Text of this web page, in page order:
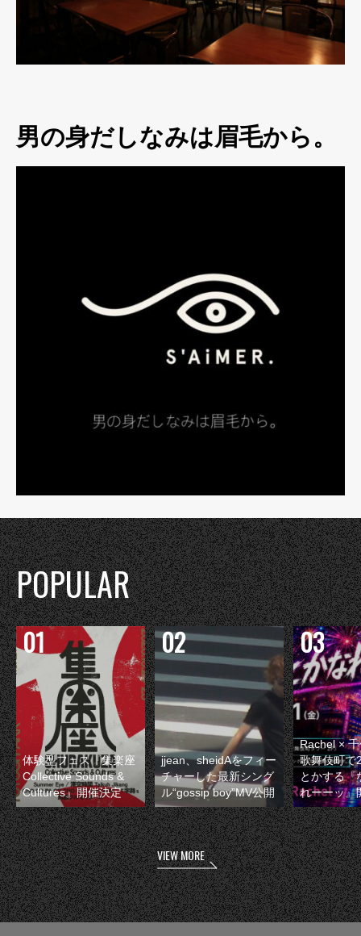
男の身だしなみは眉毛から。
POPULAR
体験型フェス『集楽座
Collective Sounds &
Cultures』開催決定
jjean、sheidAをフィー
チャーした最新シング
ル“gossip boy”MV公開
Rachel ×
歌舞伎町で
とかする『
れーーッ』
VIEW MORE